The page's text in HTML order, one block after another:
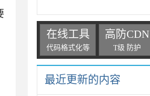
在线工具
代码格式化等
高防CDN
T级 防护
最近更新的内容